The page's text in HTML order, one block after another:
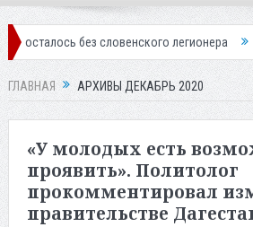
словенского легионера Вынесен
ГЛАВНАЯ АРХИВЫ ДЕКАБРЬ 2020
«У молодых есть
проявить». Политолог
прокомментировал
правительстве